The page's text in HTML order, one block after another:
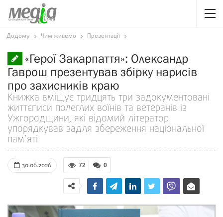
Додому Чим живемо Презентації
«Герої Закарпаття»: Олександр
Гаврош презентував збірку нарисів
про захисників краю
Книжка вміщує тридцять три задокументовані
життєписи полеглих воїнів та ветеранів із
Ужгородщини, які відомий літератор
упорядкував задля збереження національної
пам’яті
30.06.2026 0
72